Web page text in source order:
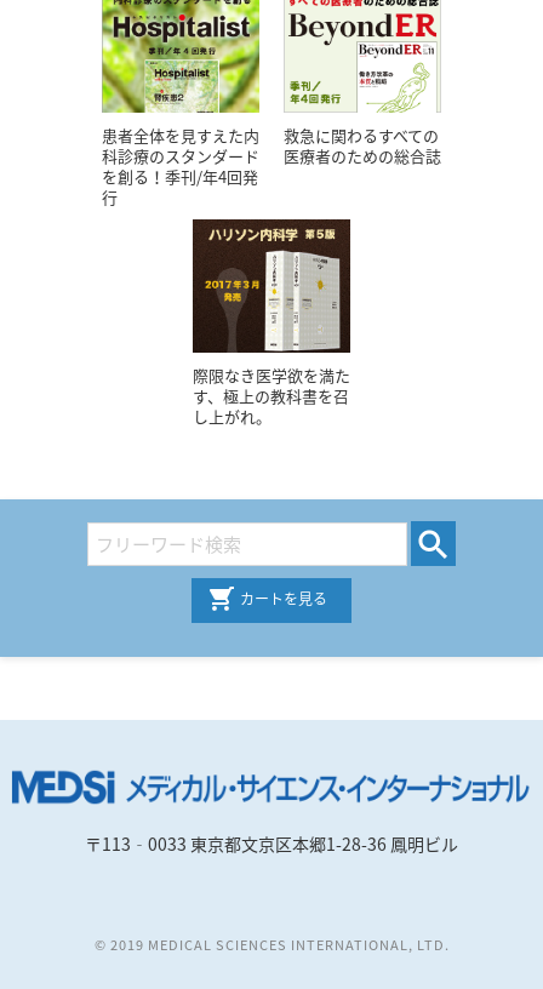
患者全体を見すえた内
科診療のスタンダード
を創る！季刊/年4回発
行
救急に関わるすべての
医療者のための総合誌
際限なき医学欲を満た
す、極上の教科書を召
し上がれ。
カートを見る
〒113‐0033 東京都文京区本郷1-28-36 鳳明ビル
© 2019 MEDICAL SCIENCES INTERNATIONAL, LTD.